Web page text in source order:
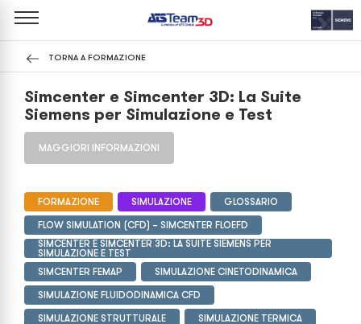
TORNA A FORMAZIONE
Simcenter e Simcenter 3D: La Suite
Siemens per Simulazione e Test
MAGGIORI INFORMAZIONI
FORMAZIONE SIMULAZIONE
GLOSSARIO
FLOW SIMULATION (CFD) – SIMCENTER FLOEFD
SIMCENTER E SIMCENTER 3D: LA SUITE SIEMENS PER
SIMULAZIONE E TEST
SIMCENTER FEMAP
SIMULAZIONE CINETODINAMICA
SIMULAZIONE FLUIDODINAMICA CFD
SIMULAZIONE STRUTTURALE
SIMULAZIONE TERMICA